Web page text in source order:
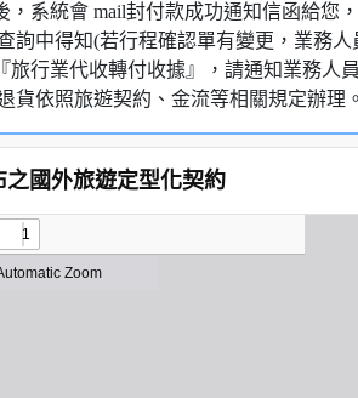
，系統會 mail封付款成功通知信函給您
詢中得知(若行程確認單有變更，業務人
旅行業代收轉付收據』，請通知業務人
貨依照旅遊契約、金流等相關規定辦理。
之國外旅遊定型化契約